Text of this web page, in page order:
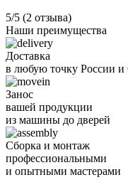
5/5 (2 отзыва)
Наши преимущества
Доставка
в любую точку России
Занос
вашей продукции
из машины до дверей
Сборка и монтаж
профессиональными
и опытными мастерами